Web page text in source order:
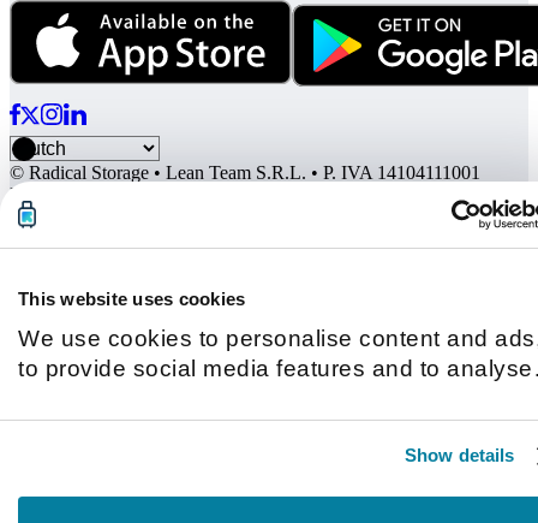
This website uses cookies
We use cookies to personalise content and
to provide social media features and to analyse
use of our site with our social media,
and analytics partners who may combine it with
Show details
© Radical Storage • Lean Team S.R.L. • P. IVA 14104111001
Radical wordt ook gefinancierd door het investeringsfonds “Vertis
Venture 4 Scaleup Lazio”, beheerd door Vertis SGR S.p.A. en